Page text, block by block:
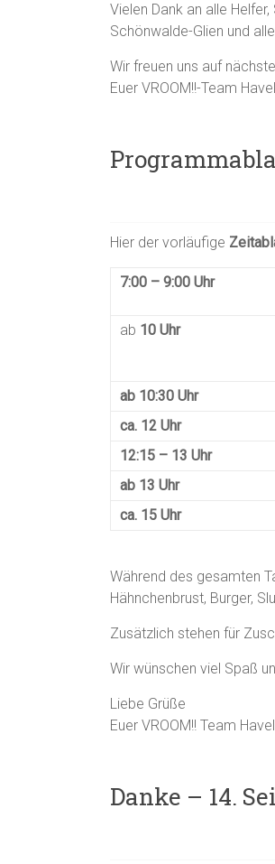
Vielen Dank an alle
Schönwalde-Glien und
Wir freuen uns auf
Euer VROOM!!-Team
Hier der vorläufige
7:00 – 9:00 Uhr
ab 10 Uhr
ab 10:30 Uhr
ca. 12 Uhr
12:15 – 13 Uhr
ab 13 Uhr
ca. 15 Uhr
Während des gesamten
Hähnchenbrust, Burger,
Zusätzlich stehen für
Wir wünschen viel Spaß
Liebe Grüße
Euer VROOM!! Team
Danke – 14.